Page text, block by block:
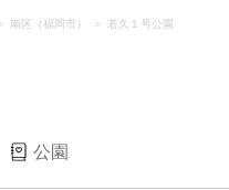
南区（福岡市） 若久１号公園
公園